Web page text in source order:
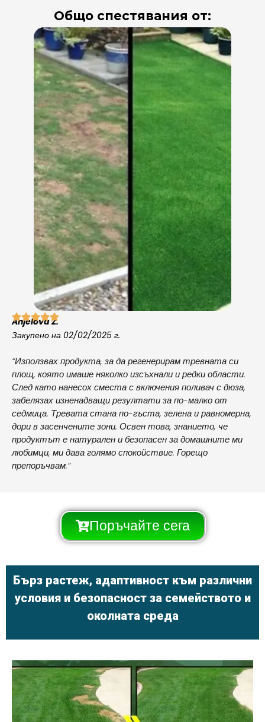
Общо спестявания от:
Anjelova Z.
Закупено на 02/02/2025 г.
“Използвах продукта, за да регенерирам тревната си
площ, която имаше няколко изсъхнали и редки области.
След като нанесох сместа с включения поливач с дюза,
забелязах изненадващи резултати за по-малко от
седмица. Тревата стана по-гъста, зелена и равномерна,
дори в засенчените зони. Освен това, знанието, че
продуктът е натурален и безопасен за домашните ми
любимци, ми дава голямо спокойствие. Горещо
препоръчвам.”
Поръчайте сега
Бърз растеж, адаптивност към различни
условия и безопасност за семейството и
околната среда